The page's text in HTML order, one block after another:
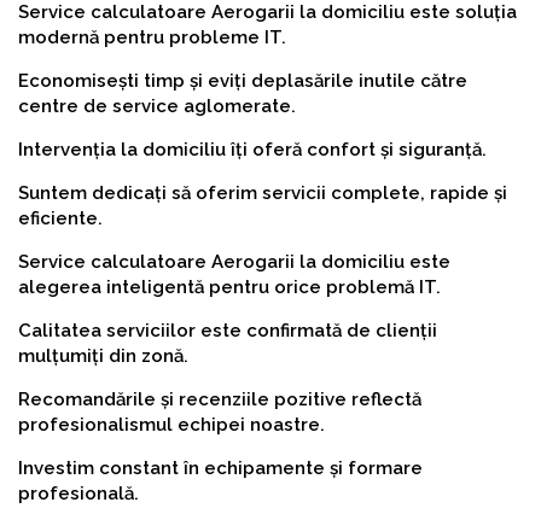
Service calculatoare Aerogarii la domiciliu este soluția
modernă pentru probleme IT.
Economisești timp și eviți deplasările inutile către
centre de service aglomerate.
Intervenția la domiciliu îți oferă confort și siguranță.
Suntem dedicați să oferim servicii complete, rapide și
eficiente.
Service calculatoare Aerogarii la domiciliu este
alegerea inteligentă pentru orice problemă IT.
Calitatea serviciilor este confirmată de clienții
mulțumiți din zonă.
Recomandările și recenziile pozitive reflectă
profesionalismul echipei noastre.
Investim constant în echipamente și formare
profesională.